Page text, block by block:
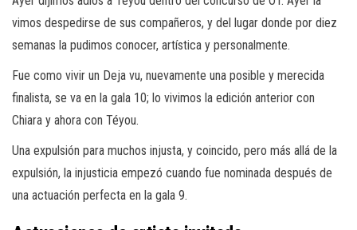
vimos despedirse de sus compañeros, y del lugar donde por diez
semanas la pudimos conocer, artística y personalmente.
Fue como vivir un Deja vu, nuevamente una posible y merecida
finalista, se va en la gala 10; lo vivimos la edición anterior con
Chiara y ahora con Téyou.
Una expulsión para muchos injusta, y coincido, pero más allá de la
expulsión, la injusticia empezó cuando fue nominada después de
una actuación perfecta en la gala 9.